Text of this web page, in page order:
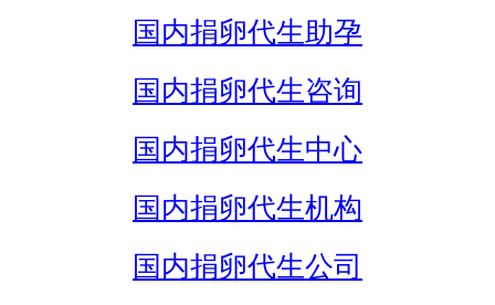
国内捐卵代生助孕
国内捐卵代生咨询
国内捐卵代生中心
国内捐卵代生机构
国内捐卵代生公司